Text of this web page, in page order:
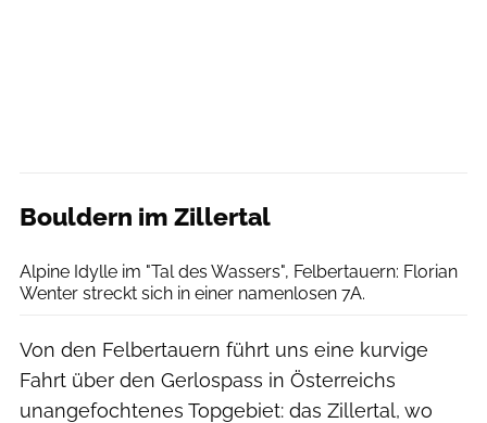
Bouldern im Zillertal
Alpine Idylle im "Tal des Wassers", Felbertauern: Florian
Wenter streckt sich in einer namenlosen 7A.
Von den Felbertauern führt uns eine kurvige
Fahrt über den Gerlospass in Österreichs
unangefochtenes Topgebiet: das Zillertal, wo